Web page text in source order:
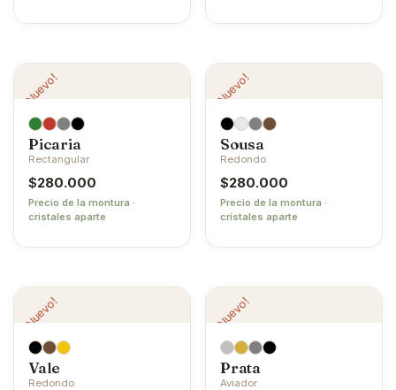
¡Nuevo!
Picaria
Rectangular
$280.000
Precio de la montura ·
cristales aparte
¡Nuevo!
Sousa
Redondo
$280.000
Precio de la montura ·
cristales aparte
¡Nuevo!
Vale
Redondo
¡Nuevo!
Prata
Aviador